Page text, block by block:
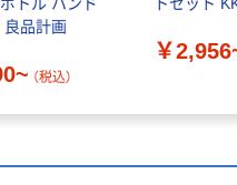
良品計画
（税込）
￥